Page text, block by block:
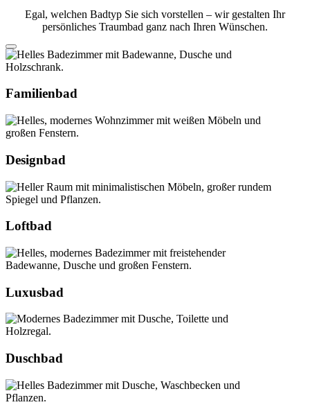
Egal, welchen Badtyp Sie sich vorstellen – wir gestalten Ihr
persönliches Traumbad ganz nach Ihren Wünschen.
Familienbad
Designbad
Loftbad
Luxusbad
Duschbad